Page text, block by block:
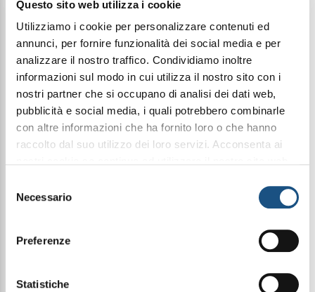
Questo sito web utilizza i cookie
Utilizziamo i cookie per personalizzare contenuti ed
annunci, per fornire funzionalità dei social media e per
analizzare il nostro traffico. Condividiamo inoltre
informazioni sul modo in cui utilizza il nostro sito con i
nostri partner che si occupano di analisi dei dati web,
pubblicità e social media, i quali potrebbero combinarle
con altre informazioni che ha fornito loro o che hanno
raccolto dal suo utilizzo dei loro servizi. Acconsenta ai
delNecessario
Preferenze
Statistiche
3Ml Elixir
Halbea Her Freedom 169 è un manifesto di libertà
femminile di indipendenza, determinazione e
dolcezza che convivono in perfetto equilibrio.
Il nome racconta di una donna che sceglie per sé,
che cammina con sicurezza ma senza rinunciare
delicata nello stesso istante.
FRAGRANZA
La fragranza si apre con un contrasto fresco e
inizio aromatico e solare, arricchito dalla vivacità
del Ribes Nero e dalla sfumatura verde del